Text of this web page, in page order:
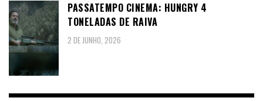
PASSATEMPO CINEMA: HUNGRY 4
TONELADAS DE RAIVA
2 DE JUNHO, 2026